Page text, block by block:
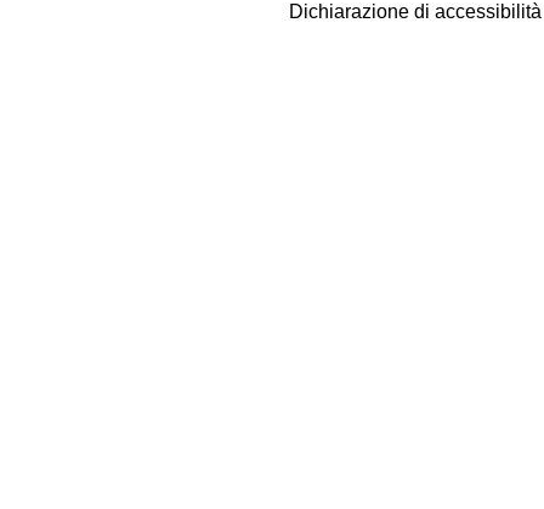
Dichiarazione di